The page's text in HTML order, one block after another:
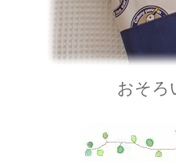
おそろ